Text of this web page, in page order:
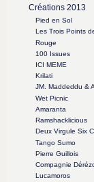
Créations 2013
Pied en Sol
Les Trois Points
Rouge
100 Issues
ICI MEME
Krilati
JM. Maddeddu &
Wet Picnic
Amaranta
Ramshacklicious
Deux Virgule Six
Tango Sumo
Pierre Guillois
Compagnie
Lucamoros